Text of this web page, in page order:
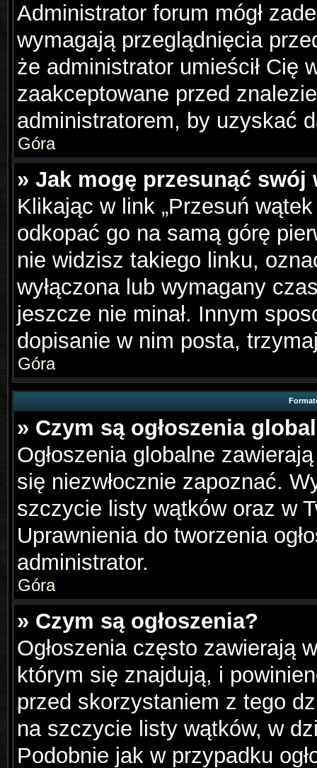
Administrator forum mógł
wymagają przeglądnięcia
że administrator umieścił Cię
zaakceptowane przed
administratorem, by uzyskać
Góra
» Jak mogę przesunąć swój
Klikając w link „Przesuń
odkopać go na samą górę
nie widzisz takiego linku,
wyłączona lub wymagany
jeszcze nie minał. Innym
dopisanie w nim posta,
Góra
» Czym są ogłoszenia
Ogłoszenia globalne
się niezwłocznie zapoznać.
szczycie listy wątków oraz w
Uprawnienia do tworzenia
administrator.
Góra
» Czym są ogłoszenia?
Ogłoszenia często zawierają
którym się znajdują, i
przed skorzystaniem z tego
na szczycie listy wątków, w
Podobnie jak w przypadku